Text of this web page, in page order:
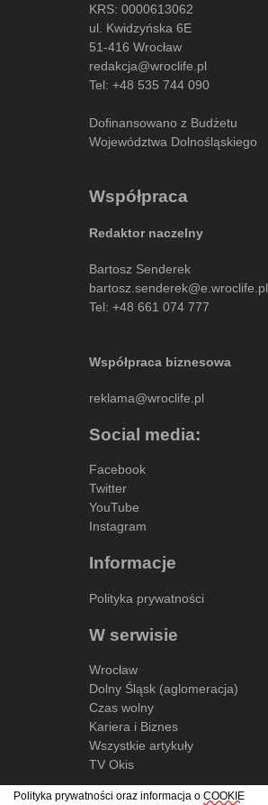
KRS: 0000613062
ul. Kwidzyńska 6E
51-416 Wrocław
redakcja@wroclife.pl
Tel: +48 535 744 090
Dofinansowano z Budżetu
Województwa Dolnośląskiego
Współpraca
Redaktor naczelny
Bartosz Senderek
bartosz.senderek@e.wroclife.pl
Tel: +48 661 074 777
Współpraca biznesowa
reklama@wroclife.pl
Social media:
Facebook
Twitter
YouTube
Instagram
Informacje
Polityka prywatności
W serwisie
Wrocław
Dolny Śląsk (aglomeracja)
Czas wolny
Kariera i Biznes
Wszystkie artykuły
TV Okis
Polityka prywatności oraz informacja o COOKIE